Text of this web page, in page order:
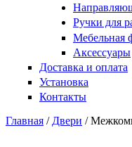
Ручки для
Мебельная
Аксессуары
Доставка и оплата
Установка
Контакты
Главная / Двери /